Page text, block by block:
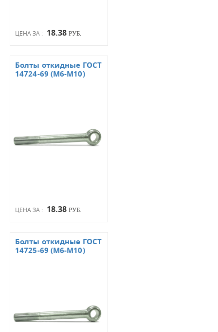
ЦЕНА ЗА : 18.38 РУБ.
ЦЕНА ЗА : 18.38 РУБ.
Болты откидные ГОСТ
14724-69 (М6-М10)
Болты откидные ГОСТ
14725-69 (М6-М10)